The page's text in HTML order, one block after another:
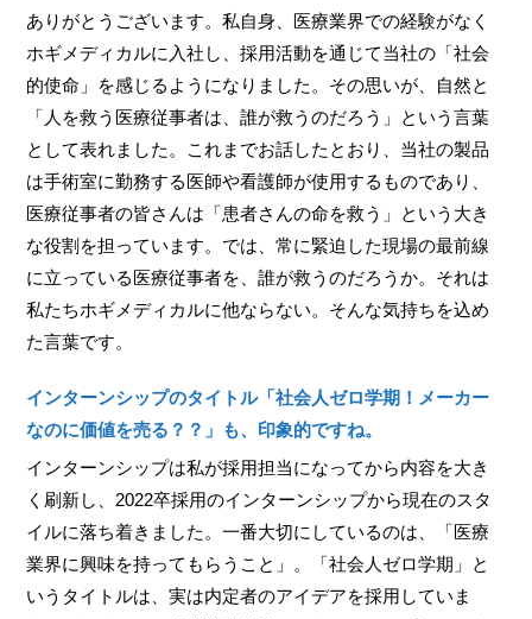
ありがとうございます。私自身、医療業界での経験がなく
ホギメディカルに入社し、採用活動を通じて当社の「社会
的使命」を感じるようになりました。その思いが、自然と
「人を救う医療従事者は、誰が救うのだろう」という言葉
として表れました。これまでお話したとおり、当社の製品
は手術室に勤務する医師や看護師が使用するものであり、
医療従事者の皆さんは「患者さんの命を救う」という大き
な役割を担っています。では、常に緊迫した現場の最前線
に立っている医療従事者を、誰が救うのだろうか。それは
私たちホギメディカルに他ならない。そんな気持ちを込め
た言葉です。
インターンシップのタイトル「社会人ゼロ学期！メーカー
なのに価値を売る？？」も、印象的ですね。
インターンシップは私が採用担当になってから内容を大き
く刷新し、2022卒採用のインターンシップから現在のスタ
イルに落ち着きました。一番大切にしているのは、「医療
業界に興味を持ってもらうこと」。「社会人ゼロ学期」と
いうタイトルは、実は内定者のアイデアを採用していま